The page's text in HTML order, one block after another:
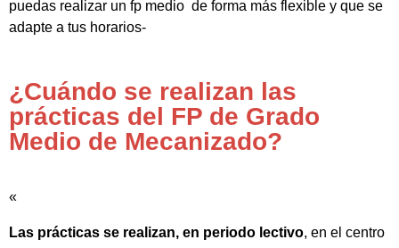
puedas realizar un fp medio de forma más flexible y que se
adapte a tus horarios-
¿Cuándo se realizan las
prácticas del FP de Grado
Medio de Mecanizado?
«
Las prácticas se realizan, en periodo lectivo, en el centro